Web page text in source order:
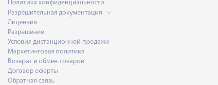
Политика конфиденциальности
Разрешительная документация
Лицензия
Разрешение
Условия дистанционной продажи
Маркетинговая политика
Возврат и обмен товаров
Договор оферты
Обратная связь